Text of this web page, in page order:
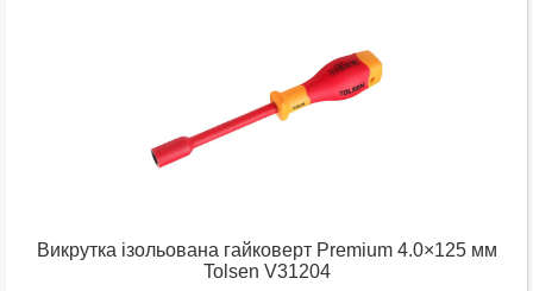
Викрутка ізольована гайковерт Premium 4.0×125 мм
Tolsen V31204